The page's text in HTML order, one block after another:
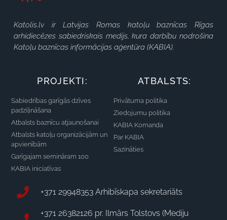
Katolis.lv ir Latvijas Romas katoļu baznīcas Rīgas
arhidiecēzes sabiedriskais medijs, kura darbību nodrošina
Katoļu baznīcas informācijas aģentūra (KABIA).
PROJEKTI:
Sabiedrības garīgās dzīves
padziļināšana
Atbalsts baznīcu atjaunošanai
Atbalsts katoļu organizācijām un
apvienībām
Garīgajam semināram 100
KABIA iniciatīvas
ATBALSTS:
Privātuma politika
Ziedojumu politika
KABIA Komanda
Par KABIA
Sazināties
+371 29948353 Arhibīskapa sekretariāts
+371 26382126 pr. Ilmārs Tolstovs (Mediju